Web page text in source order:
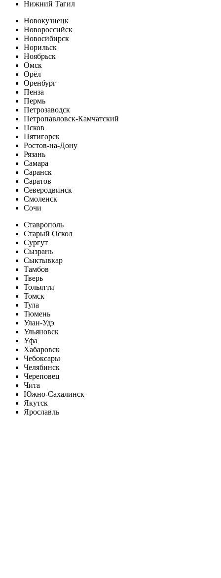
Нижний Тагил
Новокузнецк
Новороссийск
Новосибирск
Норильск
Ноябрьск
Омск
Орёл
Оренбург
Пенза
Пермь
Петрозаводск
Петропавловск-Камчатский
Псков
Пятигорск
Ростов-на-Дону
Рязань
Самара
Саранск
Саратов
Северодвинск
Смоленск
Сочи
Ставрополь
Старый Оскол
Сургут
Сызрань
Сыктывкар
Тамбов
Тверь
Тольятти
Томск
Тула
Тюмень
Улан-Удэ
Ульяновск
Уфа
Хабаровск
Чебоксары
Челябинск
Череповец
Чита
Южно-Сахалинск
Якутск
Ярославль